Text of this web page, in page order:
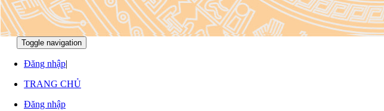
Toggle navigation
Đăng nhập|
TRANG CHỦ
Đăng nhập